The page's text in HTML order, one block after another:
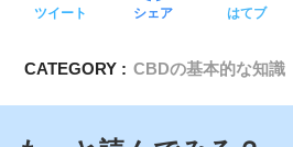
ツイート シェア はてブ
CATEGORY : CBDの基本的な知識